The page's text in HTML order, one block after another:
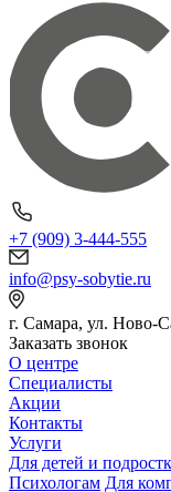
+7 (909) 3-444-555
info@psy-sobytie.ru
г. Самара, ул. Ново-
Заказать звонок
О центре
Специалисты
Акции
Контакты
Услуги
Для детей и
Психологам Для